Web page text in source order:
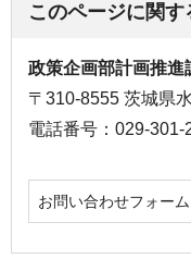
このページに関
政策企画部計画推進
〒310-8555 茨城県
電話番号：029-301-
お問い合わせフォーム